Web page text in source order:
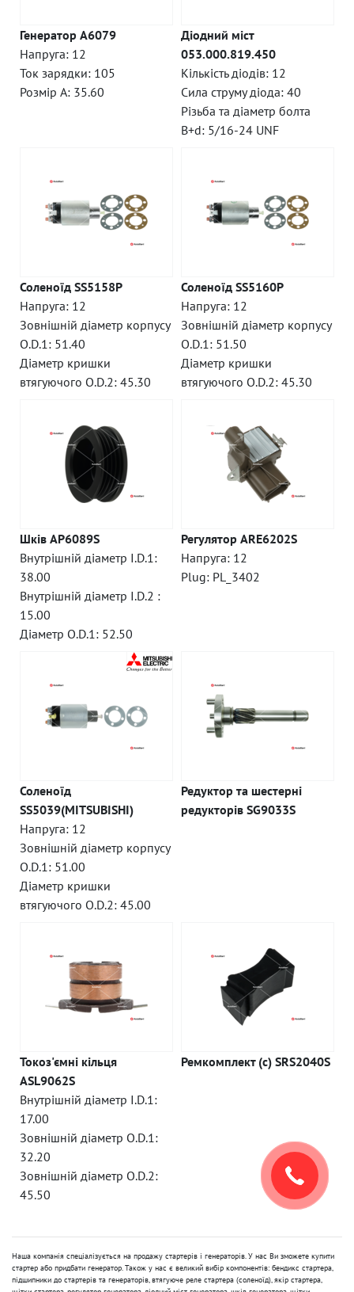
Генератор A6079
Напруга: 12
Ток зарядки: 105
Розмір A: 35.60
Діодний міст
053.000.819.450
Кількість діодів: 12
Сила струму діода: 40
Різьба та діаметр болта
B+d: 5/16-24 UNF
Соленоїд SS5158P
Напруга: 12
Зовнішній діаметр корпусу
O.D.1: 51.40
Діаметр кришки
втягуючого O.D.2: 45.30
Соленоїд SS5160P
Напруга: 12
Зовнішній діаметр корпусу
O.D.1: 51.50
Діаметр кришки
втягуючого O.D.2: 45.30
Шків AP6089S
Внутрішній діаметр I.D.1:
38.00
Внутрішній діаметр I.D.2 :
15.00
Діаметр O.D.1: 52.50
Регулятор ARE6202S
Напруга: 12
Plug: PL_3402
Соленоїд
SS5039(MITSUBISHI)
Напруга: 12
Зовнішній діаметр корпусу
O.D.1: 51.00
Діаметр кришки
втягуючого O.D.2: 45.00
Редуктор та шестерні
редукторів SG9033S
Токоз'ємні кільця
ASL9062S
Внутрішній діаметр I.D.1:
17.00
Зовнішній діаметр O.D.1:
32.20
Зовнішній діаметр O.D.2:
45.50
Ремкомплект (c) SRS2040S
Наша компанія спеціалізується на продажу стартерів і генераторів. У нас Ви зможете купити
стартер або придбати генератор. Також у нас є великий вибір компонентів: бендикс стартера,
підшипники до стартерів та генераторів, втягуюче реле стартера (соленоїд), якір стартера,